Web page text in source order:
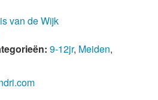
van de Wijk
9-12jr, Meiden,